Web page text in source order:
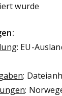
wurde
: EU-
:
: